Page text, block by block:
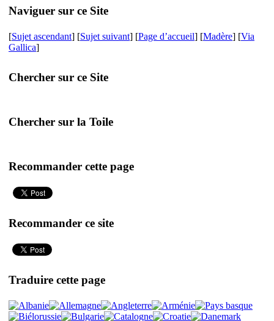
Naviguer sur ce Site
[Sujet ascendant] [Sujet suivant] [Page d’accueil] [Madère] [Via
Gallica]
Chercher sur ce Site
Chercher sur la Toile
Recommander cette page
Recommander ce site
Traduire cette page